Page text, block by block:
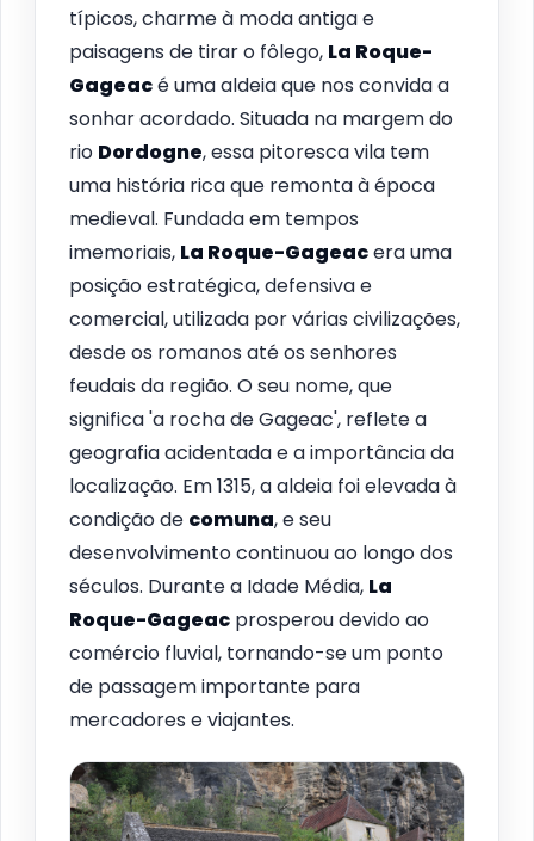
típicos, charme à moda antiga e
paisagens de tirar o fôlego, La Roque-
Gageacé uma aldeia que nos convida a
sonhar acordado. Situada na margem do
rio Dordogne, essa pitoresca vila tem
uma história rica que remonta à época
medieval. Fundada em tempos
imemoriais, La Roque-Gageacera uma
posição estratégica, defensiva e
comercial, utilizada por várias civilizações,
desde os romanos até os senhores
feudais da região. O seu nome, que
significa 'a rocha de Gageac', reflete a
geografia acidentada e a importância da
localização. Em 1315, a aldeia foi elevada à
condição de comuna, e seu
desenvolvimento continuou ao longo dos
séculos. Durante a Idade Média, La
Roque-Gageac prosperou devido ao
comércio fluvial, tornando-se um ponto
de passagem importante para
mercadores e viajantes.